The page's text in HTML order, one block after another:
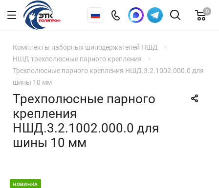
0
Комплекты наборных шинодержателей НШД
НШД трехполюсные парного крепления
Трехполюсные парного крепления НШД.3.2.1002.000.0 для
шины 10 мм
Трехполюсные парного
крепления
НШД.3.2.1002.000.0 для
шины 10 мм
НОВИНКА